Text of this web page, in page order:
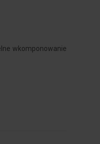
wkomponowanie